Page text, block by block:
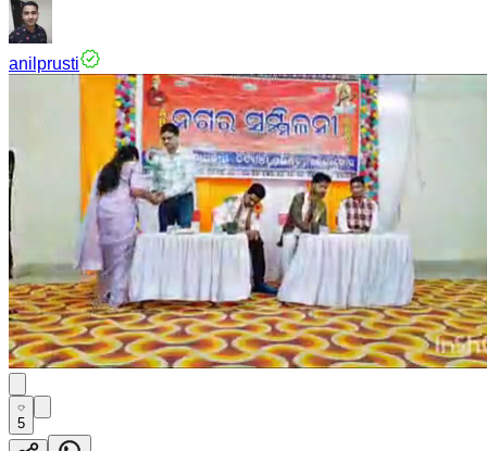
anilprusti
5